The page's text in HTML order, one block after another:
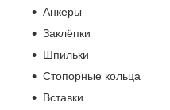
Анкеры
Заклёпки
Шпильки
Стопорные кольца
Вставки